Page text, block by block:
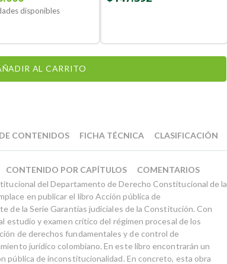
disponibles
AL CARRITO
del Departamento de Derecho Constitucional de la
en publicar el libro Acción pública de
de la Serie Garantías judiciales de la Constitución. Con
estudio y examen crítico del régimen procesal de los
de derechos fundamentales y de control de
jurídico colombiano. En este libro encontrarán un
pública de inconstitucionalidad. En concreto, esta obra
CONTENIDOS FICHA TÉCNICA CLASIFICACIÓN
CONTENIDO POR CAPÍTULOS COMENTARIOS